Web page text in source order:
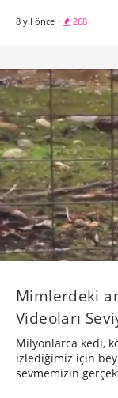
8 yıl önce · 268
Mimlerdeki
Videoları
Milyonlarca kedi,
izlediğimiz için
sevmemizin